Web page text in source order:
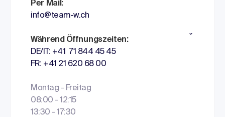
Per Mail:
info@team-w.ch
Während Öffnungszeiten:
DE/IT: +41 71 844 45 45
FR: +41 21 620 68 00
Montag - Freitag
08:00 - 12:15
13:30 - 17:30